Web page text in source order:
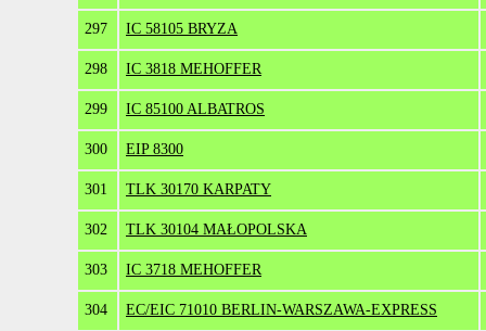
297 IC 58105 BRYZA
298 IC 3818 MEHOFFER
299 IC 85100 ALBATROS
300 EIP 8300
301 TLK 30170 KARPATY
302 TLK 30104 MAŁOPOLSKA
303 IC 3718 MEHOFFER
304 EC/EIC 71010 BERLIN-WARSZAWA-EXPRESS